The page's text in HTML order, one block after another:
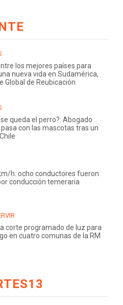
los mejores países para
nueva vida en Sudamérica,
Global de Reubicación
queda el perro?: Abogado
con las mascotas tras un
h: ocho conductores fueron
conducción temeraria
corte programado de luz para
en cuatro comunas de la RM